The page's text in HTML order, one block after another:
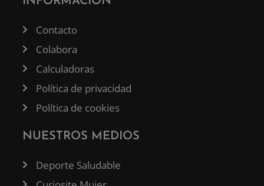
Contacto
Colabora
Calculadoras
Política de privacidad
Política de cookies
NUESTROS MEDIOS
Deporte Saludable